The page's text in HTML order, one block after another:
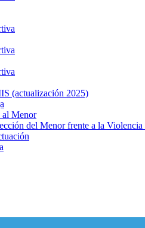
(actualización 2025)
al Menor
del Menor frente a la